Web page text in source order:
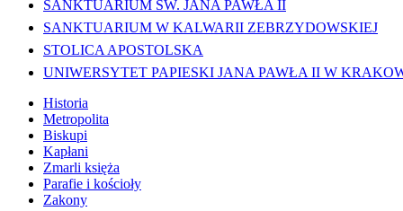
SANKTUARIUM ŚW. JANA PAWŁA II
SANKTUARIUM W KALWARII ZEBRZYDOWSKIEJ
STOLICA APOSTOLSKA
UNIWERSYTET PAPIESKI JANA PAWŁA II W
Historia
Metropolita
Biskupi
Kapłani
Zmarli księża
Parafie i kościoły
Zakony